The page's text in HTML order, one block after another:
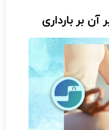
بر بارداری